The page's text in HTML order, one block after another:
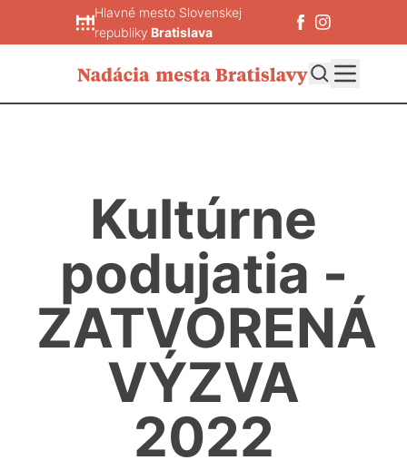
Hlavné mesto Slovenskej
republiky Bratislava
Kultúrne
podujatia -
ZATVORENÁ
VÝZVA
2022